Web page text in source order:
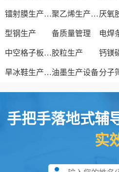
镭射膜生产厂家 聚乙烯生产厂家
型钢生产 备质量管理 电焊
中空格子板生产线胶粒生产
旱冰鞋生产厂家油墨生产设备分子
手把手落地式辅
实